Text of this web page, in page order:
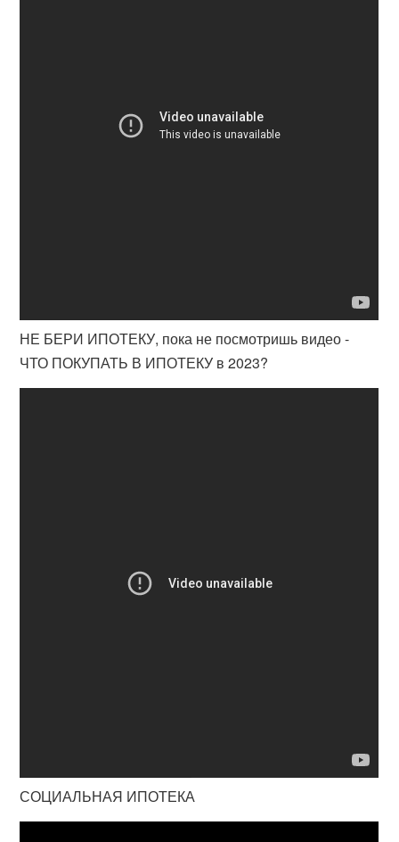
НЕ БЕРИ ИПОТЕКУ, пока не посмотришь видео -
ЧТО ПОКУПАТЬ В ИПОТЕКУ в 2023?
СОЦИАЛЬНАЯ ИПОТЕКА